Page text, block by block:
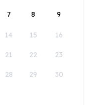
7 8 9
14 15 16
21 22 23
28 29 30